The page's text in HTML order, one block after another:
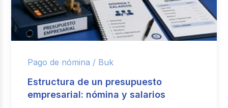
Pago de nómina / Buk
Estructura de un presupuesto
empresarial: nómina y salarios